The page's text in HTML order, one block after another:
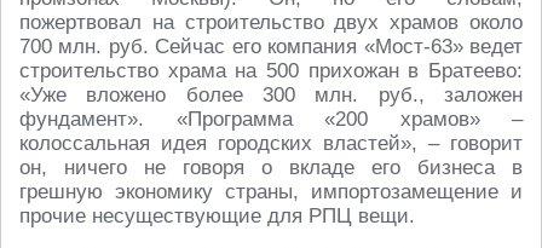
пожертвовал на строительство двух храмов около
700 млн. руб. Сейчас его компания «Мост-63» ведет
строительство храма на 500 прихожан в Братеево:
«Уже вложено более 300 млн. руб., заложен
фундамент». «Программа «200 храмов» –
колоссальная идея городских властей», – говорит
он, ничего не говоря о вкладе его бизнеса в
грешную экономику страны, импортозамещение и
прочие несуществующие для РПЦ вещи.